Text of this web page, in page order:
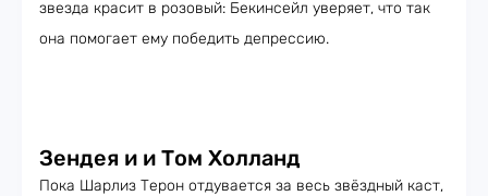
звезда красит в розовый: Бекинсейл уверяет, что так
она помогает ему победить депрессию.
Зендея и и Том Холланд
Пока Шарлиз Терон отдувается за весь звёздный каст,